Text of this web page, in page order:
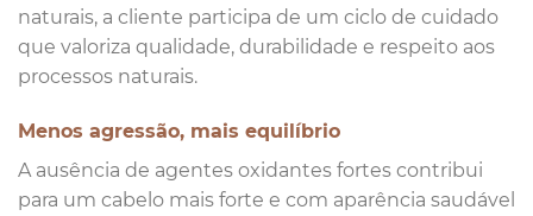
naturais, a cliente participa de um ciclo de cuidado
que valoriza qualidade, durabilidade e respeito aos
processos naturais.
Menos agressão, mais equilíbrio
A ausência de agentes oxidantes fortes contribui
para um cabelo mais forte e com aparência saudável